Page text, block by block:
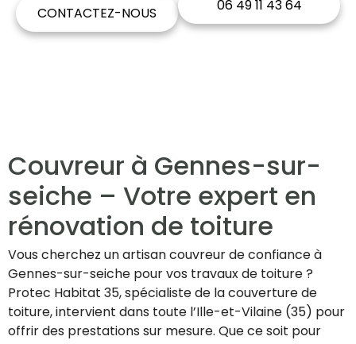
CONTACTEZ-NOUS 06 49 11 43 64
Couvreur à Gennes-sur-
seiche – Votre expert en
rénovation de toiture
Vous cherchez un artisan couvreur de confiance à
Gennes-sur-seiche pour vos travaux de toiture ?
Protec Habitat 35, spécialiste de la couverture de
toiture, intervient dans toute l’Ille-et-Vilaine (35) pour
offrir des prestations sur mesure. Que ce soit pour